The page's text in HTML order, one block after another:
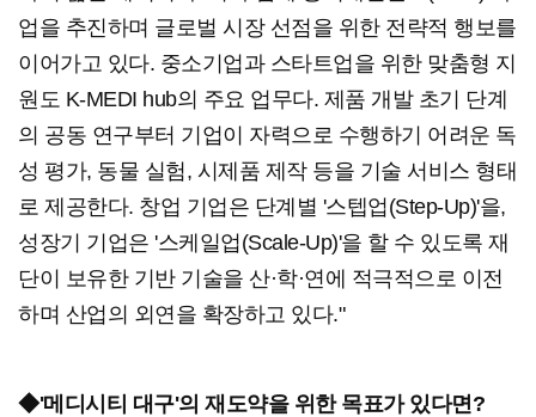
업을 추진하며 글로벌 시장 선점을 위한 전략적 행보를
이어가고 있다. 중소기업과 스타트업을 위한 맞춤형 지
원도 K-MEDI hub의 주요 업무다. 제품 개발 초기 단계
의 공동 연구부터 기업이 자력으로 수행하기 어려운 독
성 평가, 동물 실험, 시제품 제작 등을 기술 서비스 형태
로 제공한다. 창업 기업은 단계별 '스텝업(Step-Up)'을,
성장기 기업은 '스케일업(Scale-Up)'을 할 수 있도록 재
단이 보유한 기반 기술을 산·학·연에 적극적으로 이전
하며 산업의 외연을 확장하고 있다."
◆'메디시티 대구'의 재도약을 위한 목표가 있다면?